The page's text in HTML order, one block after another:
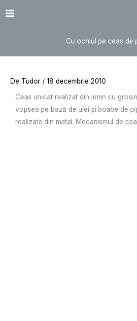
Main
Cu ochiul pe ceas de
De Tudor /18 decembrie 2010
Ceas unicat realizat din lemn cu
vopsea pe bază de ulei şi boabe de
realizate din metal. Mecanismul de